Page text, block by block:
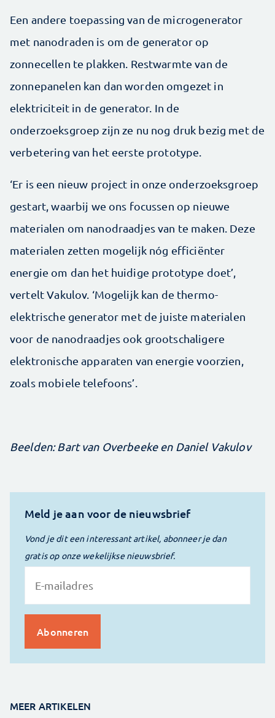
Een andere toepassing van de microgenerator
met nanodraden is om de generator op
zonnecellen te plakken. Restwarmte van de
zonnepanelen kan dan worden omgezet in
elektriciteit in de generator. In de
onderzoeksgroep zijn ze nu nog druk bezig met de
verbetering van het eerste prototype.
‘Er is een nieuw project in onze onderzoeksgroep
gestart, waarbij we ons focussen op nieuwe
materialen om nanodraadjes van te maken. Deze
materialen zetten mogelijk nóg efficiënter
energie om dan het huidige prototype doet’,
vertelt Vakulov. ‘Mogelijk kan de thermo-
elektrische generator met de juiste materialen
voor de nanodraadjes ook grootschaligere
elektronische apparaten van energie voorzien,
zoals mobiele telefoons’.
Beelden: Bart van Overbeeke en Daniel Vakulov
Meld je aan voor de nieuwsbrief
Vond je dit een interessant artikel, abonneer je dan
gratis op onze wekelijkse nieuwsbrief.
MEER ARTIKELEN